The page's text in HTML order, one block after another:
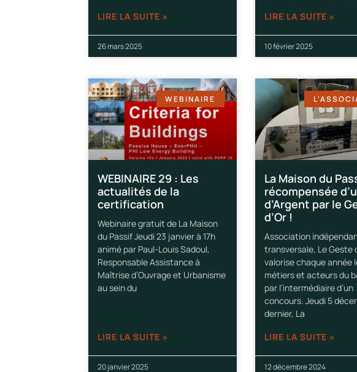
LIRE LA SUITE »
26 mars 2025
LIRE LA SUITE »
10 février 2025
WEBINAIRE
WEBINAIRE 29 : Les
actualités de la
certification
Webinaire gratuit de La Maison
du Passif Jeudi 23 janvier à 17h
animé par Paul-Louis Sadoul,
Responsable Assistance à
Maîtrise d’Ouvrage et Urbanisme
au sein du
LIRE LA SUITE »
20 janvier 2025
La Maison du
récompensée
d’Argent par le
d’Or !
Association
transversale, Le Geste
valorise chaque année
métiers et acteurs du
par l’intermédiaire d’un
concours. Jeudi 5
dernier, La
LIRE LA SUITE »
12 décembre 2024